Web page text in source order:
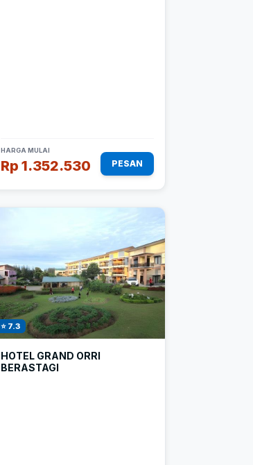
HARGA MULAI
Rp 1.352.530 PESAN
⭐ 7.3
HOTEL GRAND ORRI
BERASTAGI